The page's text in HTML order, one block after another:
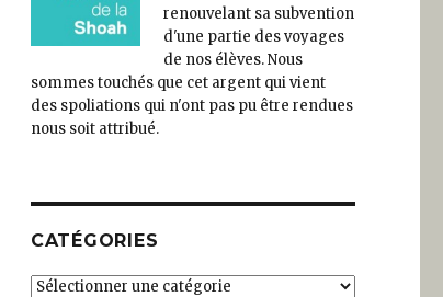
renouvelant sa subvention
d'une partie des voyages
de nos élèves. Nous
sommes touchés que cet argent qui vient
des spoliations qui n'ont pas pu être rendues
nous soit attribué.
CATÉGORIES
Catégories